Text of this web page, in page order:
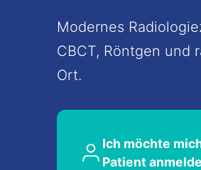
Modernes
CBCT, Röntgen und
Ort.
Ich möchte
Patient